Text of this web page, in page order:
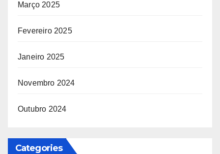
Março 2025
Fevereiro 2025
Janeiro 2025
Novembro 2024
Outubro 2024
Categories